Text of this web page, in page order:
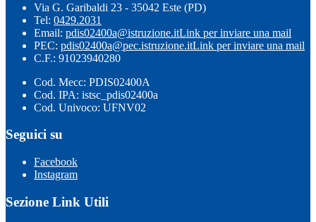
Via G. Garibaldi 23 - 35042 Este (PD)
Tel: 0429.2031
Email: pdis02400a@istruzione.itLink per inviare una mail
PEC: pdis02400a@pec.istruzione.itLink per inviare una mail
C.F.: 91023940280
Cod. Mecc: PDIS02400A
Cod. IPA: istsc_pdis02400a
Cod. Univoco: UFNV02
Seguici su
Facebook
Instagram
Sezione Link Utili